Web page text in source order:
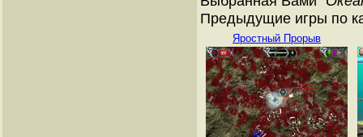
Предыдущие игры по
Яростный Прорыв